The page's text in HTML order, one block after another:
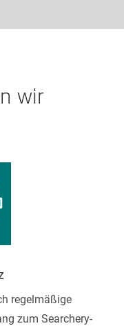
wir
regelmäßige
zum Searchery-